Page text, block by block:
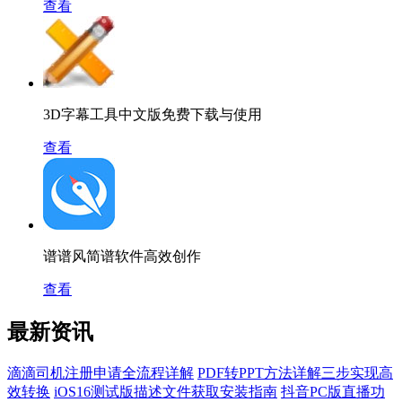
查看
3D字幕工具中文版免费下载与使用
查看
谱谱风简谱软件高效创作
查看
最新资讯
滴滴司机注册申请全流程详解 PDF转PPT方法详解三步实现高
效转换 iOS16测试版描述文件获取安装指南 抖音PC版直播功